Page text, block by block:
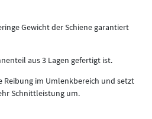
Gewicht der Schiene garantiert
aus 3 Lagen gefertigt ist.
Reibung im Umlenkbereich und setzt
Schnittleistung um.